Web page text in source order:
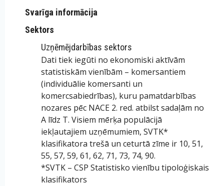
Svarīga informācija
Sektors
Uzņēmējdarbības sektors
Dati tiek iegūti no ekonomiski aktīvām
statistiskām vienībām – komersantiem
(individuālie komersanti un
komercsabiedrības), kuru pamatdarbības
nozares pēc NACE 2. red. atbilst sadaļām no
A līdz T. Visiem mērķa populācijā
iekļautajiem uzņēmumiem, SVTK*
klasifikatora trešā un ceturtā zīme ir 10, 51,
55, 57, 59, 61, 62, 71, 73, 74, 90.
*SVTK – CSP Statistisko vienību tipoloģiskais
klasifikators